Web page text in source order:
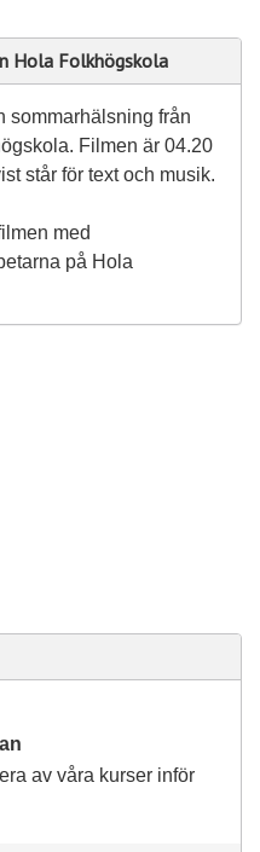
Hola Folkhögskola
sommarhälsning från
Filmen är 04.20
står för text och musik.
med
på Hola
av våra kurser inför